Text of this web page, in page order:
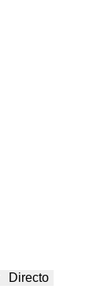
Directo